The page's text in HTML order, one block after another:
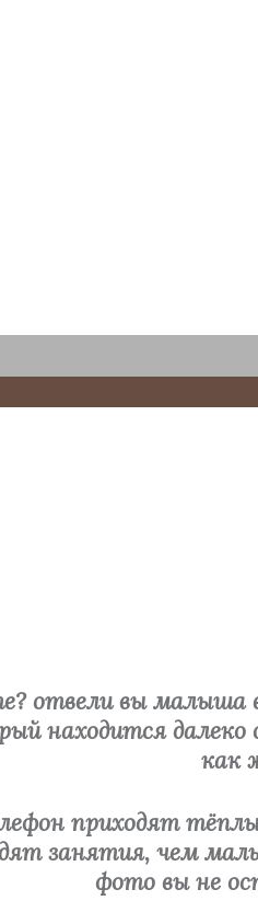
отвели вы малыша
находится
как
приходят
занятия, чем
фото вы не